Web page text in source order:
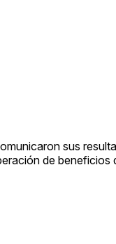
sus
de beneficios